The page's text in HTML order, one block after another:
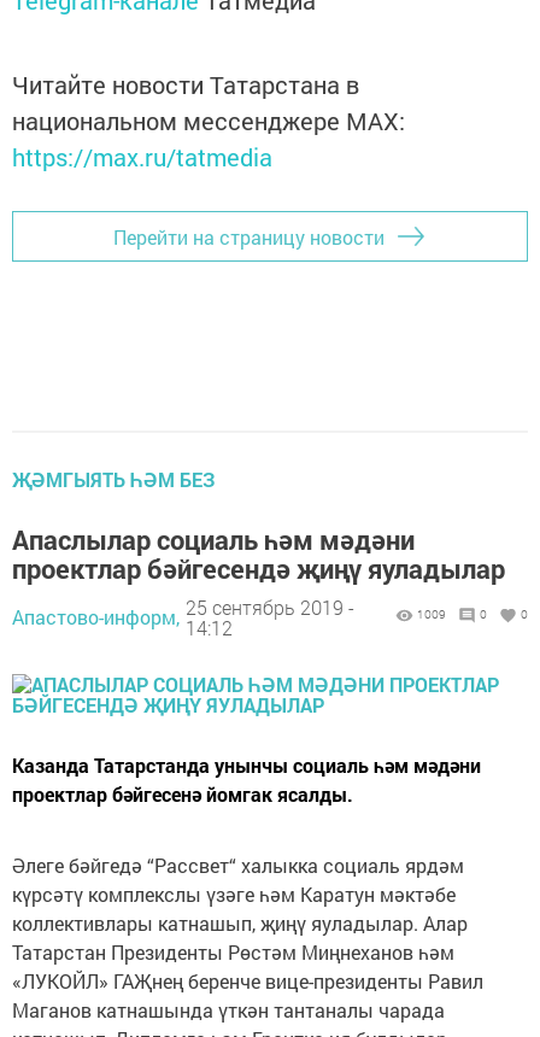
Читайте новости Татарстана в
национальном мессенджере MАХ:
https://max.ru/tatmedia
Перейти на страницу новости
ҖӘМГЫЯТЬ ҺӘМ БЕЗ
Апаслылар социаль һәм мәдәни
проектлар бәйгесендә җиңү яуладылар
Апастово-информ, 25 сентябрь 2019 -
14:12
1009 0 0
Казанда Татарстанда унынчы социаль һәм мәдәни
проектлар бәйгесенә йомгак ясалды.
Әлеге бәйгедә “Рассвет“ халыкка социаль ярдәм
күрсәтү комплекслы үзәге һәм Каратун мәктәбе
коллективлары катнашып, җиңү яуладылар. Алар
Татарстан Президенты Рөстәм Миңнеханов һәм
«ЛУКОЙЛ» ГАҖнең беренче вице-президенты Равил
Маганов катнашында үткән тантаналы чарада